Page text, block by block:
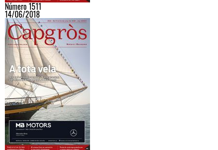
Número 1511
14/06/2018